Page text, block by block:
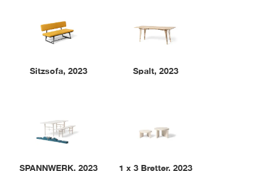
Sitzsofa, 2023 Spalt, 2023
SPANNWERK, 2023 1 x 3 Bretter, 2023